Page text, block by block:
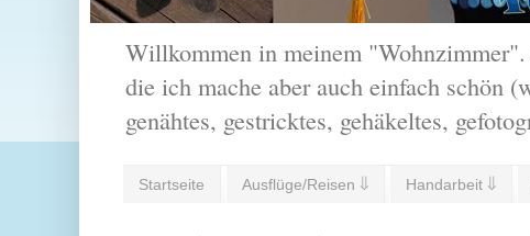
Willkommen in meinem
die ich mache aber auch einfach schön
genähtes, gestricktes, gehäkeltes,
Startseite Ausflüge/Reisen ⇓ Handarbeit ⇓